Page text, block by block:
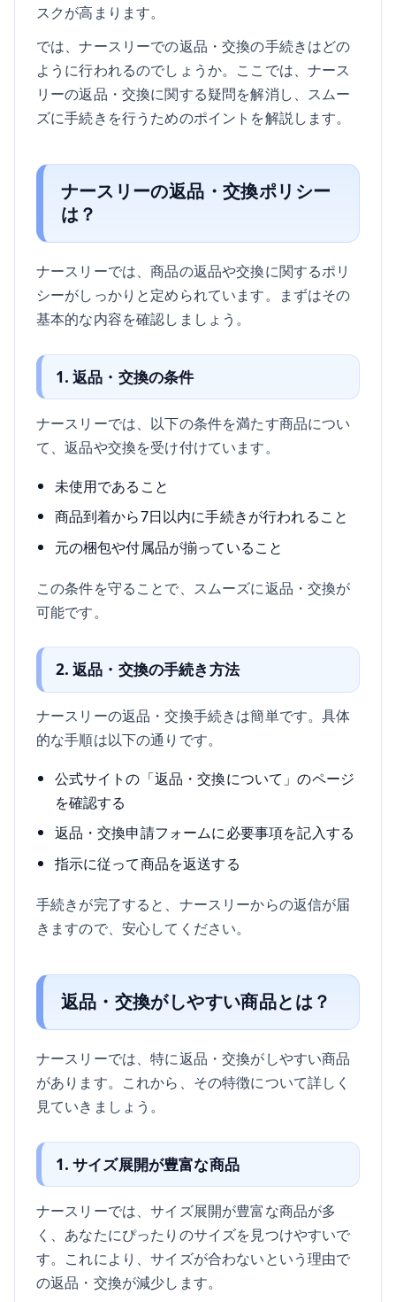
スクが高まります。
では、ナースリーでの返品・交換の手続きはどの
ように行われるのでしょうか。ここでは、ナース
リーの返品・交換に関する疑問を解消し、スムー
ズに手続きを行うためのポイントを解説します。
ナースリーの返品・交換ポリシー
は？
ナースリーでは、商品の返品や交換に関するポリ
シーがしっかりと定められています。まずはその
基本的な内容を確認しましょう。
1. 返品・交換の条件
ナースリーでは、以下の条件を満たす商品につい
て、返品や交換を受け付けています。
未使用であること
商品到着から7日以内に手続きが行われること
元の梱包や付属品が揃っていること
この条件を守ることで、スムーズに返品・交換が
可能です。
2. 返品・交換の手続き方法
ナースリーの返品・交換手続きは簡単です。具体
的な手順は以下の通りです。
公式サイトの「返品・交換について」のページ
を確認する
返品・交換申請フォームに必要事項を記入する
指示に従って商品を返送する
手続きが完了すると、ナースリーからの返信が届
きますので、安心してください。
返品・交換がしやすい商品とは？
ナースリーでは、特に返品・交換がしやすい商品
があります。これから、その特徴について詳しく
見ていきましょう。
1. サイズ展開が豊富な商品
ナースリーでは、サイズ展開が豊富な商品が多
く、あなたにぴったりのサイズを見つけやすいで
す。これにより、サイズが合わないという理由で
の返品・交換が減少します。